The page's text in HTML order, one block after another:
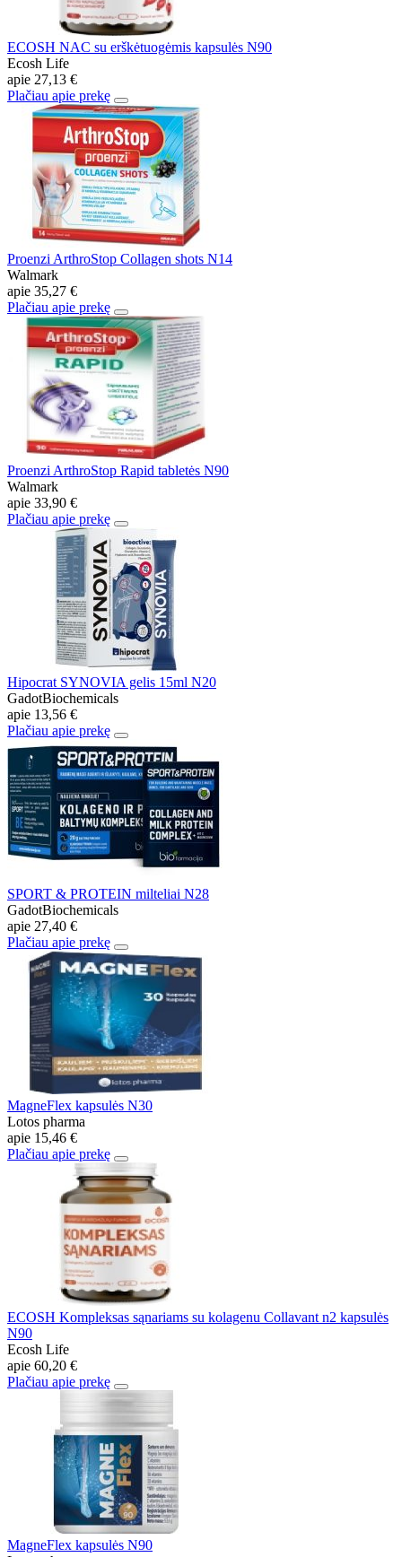
ECOSH NAC su erškėtuogėmis kapsulės N90
Ecosh Life
apie 27,13 €
Plačiau apie prekę
Proenzi ArthroStop Collagen shots N14
Walmark
apie 35,27 €
Plačiau apie prekę
Proenzi ArthroStop Rapid tabletės N90
Walmark
apie 33,90 €
Plačiau apie prekę
Hipocrat SYNOVIA gelis 15ml N20
GadotBiochemicals
apie 13,56 €
Plačiau apie prekę
SPORT & PROTEIN milteliai N28
GadotBiochemicals
apie 27,40 €
Plačiau apie prekę
MagneFlex kapsulės N30
Lotos pharma
apie 15,46 €
Plačiau apie prekę
ECOSH Kompleksas sąnariams su kolagenu Collavant n2 kapsulės
N90
Ecosh Life
apie 60,20 €
Plačiau apie prekę
MagneFlex kapsulės N90